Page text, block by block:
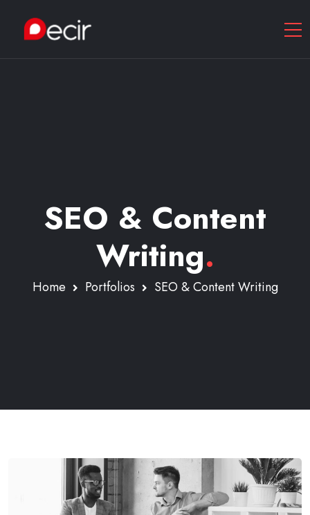
SEO & Content
Writing.
Home Portfolios SEO & Content Writing